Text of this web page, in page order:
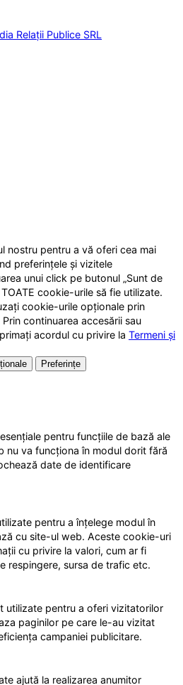
Relații Publice SRL
nostru pentru a vă oferi cea mai
preferințele și vizitele
unui click pe butonul „Sunt de
cookie-urile să fie utilizate.
cookie-urile opționale prin
Prin continuarea accesării sau
acordul cu privire la Termeni și
Preferințe
pentru funcțiile de bază ale
nu va funcționa în modul dorit fără
date de identificare
pentru a înțelege modul în
cu site-ul web. Aceste cookie-uri
cu privire la valori, cum ar fi
respingere, sursa de trafic etc.
utilizate pentru a oferi vizitatorilor
paginilor pe care le-au vizitat
campaniei publicitare.
ajută la realizarea anumitor